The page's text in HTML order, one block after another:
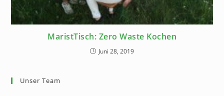
MaristTisch: Zero Waste Kochen
Juni 28, 2019
Unser Team